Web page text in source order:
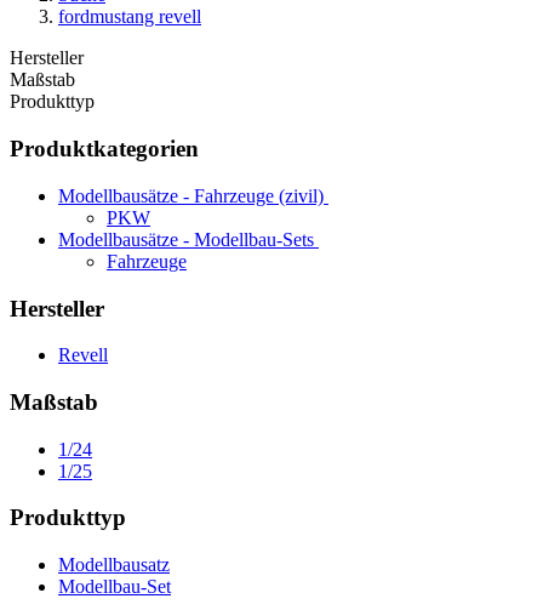
fordmustang revell
Hersteller
Maßstab
Produkttyp
Produktkategorien
Modellbausätze - Fahrzeuge (zivil)
PKW
Modellbausätze - Modellbau-Sets
Fahrzeuge
Hersteller
Revell
Maßstab
1/24
1/25
Produkttyp
Modellbausatz
Modellbau-Set